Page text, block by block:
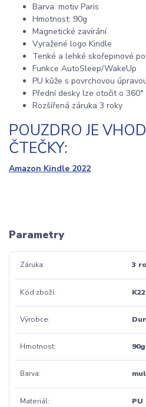
Barva: motiv Paris
Hmotnost: 90g
Magnetické zavírání
Vyražené logo Kindle
Tenké a lehké skořepinové
Funkce AutoSleep/WakeUp
PU kůže s povrchovou
Přední desky lze otočit o 360°
Rozšířená záruka 3 roky
POUZDRO JE
ČTEČKY:
Amazon Kindle 2022
Parametry
Záruka 3
Kód zboží
Výrobce
Hmotnost 90g
Barva
Materiál PU